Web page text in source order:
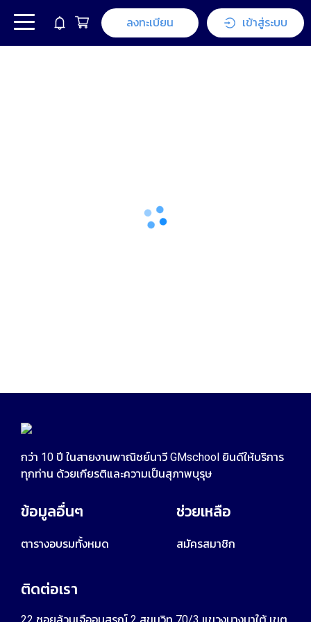
ลงทะเบียน เข้าสู่ระบบ
กว่า 10 ปี ในสายงานพาณิชย์นาวี GMschool ยินดีให้บริการ
ทุกท่าน ด้วยเกียรติและความเป็นสุภาพบุรุษ
ข้อมูลอื่นๆ
ตารางอบรมทั้งหมด
ช่วยเหลือ
สมัครสมาชิก
ติดต่อเรา
22 ซอยล้วนเจืออนุสรณ์ 2 สุขุมวิท 70/3 แขวงบางนาใต้ เขต